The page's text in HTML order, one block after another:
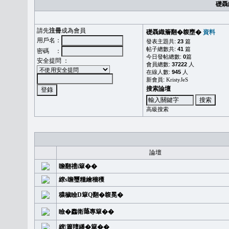
礎
請先注冊成為會員
用戶名：
密碼 ：
安全提問 ：
礎聶織簷翻�䪖壅� 資料
發表主題共: 23 篇
帖子總數共: 41 篇
今日發帖總數: 0篇
會員總數: 37222 人
在線人數: 945 人
新會員: KristyJeS
搜索論壇
高級搜索
論壇
瞻翻禮i簞��
繚s瞻璽糧繪穡穫
穠穢瞼D簞Q翻�䪖冕�
瞼�䆐衛𦻕專簞��
繚|簫羶繙�簞��